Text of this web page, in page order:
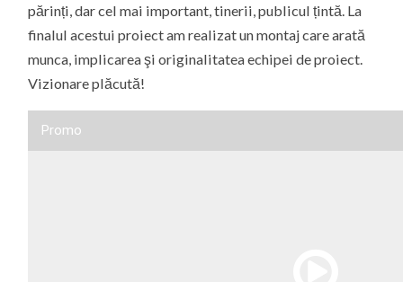
părinți, dar cel mai important, tinerii, publicul țintă. La
finalul acestui proiect am realizat un montaj care arată
munca, implicarea şi originalitatea echipei de proiect.
Vizionare plăcută!
Promo